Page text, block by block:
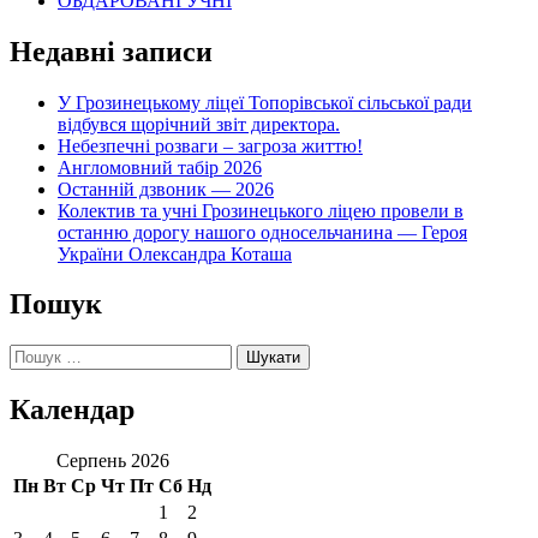
Недавні записи
У Грозинецькому ліцеї Топорівської сільської ради
відбувся щорічний звіт директора.
Небезпечні розваги – загроза життю!
Англомовний табір 2026
Останній дзвоник — 2026
Колектив та учні Грозинецького ліцею провели в
останню дорогу нашого односельчанина — Героя
України Олександра Коташа
Пошук
Пошук:
Календар
Серпень 2026
Пн Вт Ср Чт Пт Сб Нд
1
2